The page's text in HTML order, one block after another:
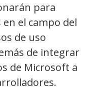
para
el campo del
de uso
de integrar
de Microsoft a